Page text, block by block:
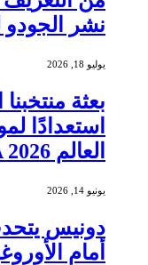
نشر
يوليو 18, 2026
بعثة
استعدادًا
العالم FIFA 2026
يونيو 14, 2026
دونيس
أمام